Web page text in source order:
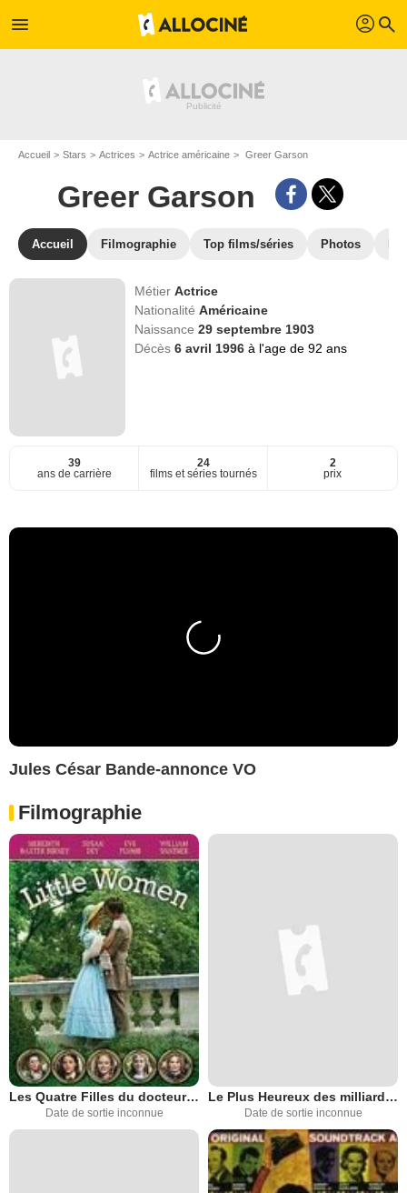
menu profil search
Accueil Stars Actrices Actrice américaine Greer Garson
Greer Garson
Accueil Filmographie Top films/séries Photos
MétierActrice
NationalitéAméricaine
Naissance29 septembre 1903
Décès6 avril 1996à l'age de 92 ans
39
ans de carrière
24
films et séries tournés
2
prix
Jules César Bande-annonce VO
Filmographie
Les Quatre Filles du docteur March
Date de sortie inconnue
Le Plus Heureux des milliardaires
Date de sortie inconnue